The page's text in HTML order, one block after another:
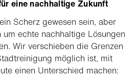
eine nachhaltige Zukunft
Scherz gewesen sein, aber
um echte nachhaltige Lösungen
Wir verschieben die Grenzen
möglich ist, mit
einen Unterschied machen: